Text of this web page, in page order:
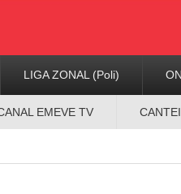
LIGA ZONAL (Poli)
EMEVE TV